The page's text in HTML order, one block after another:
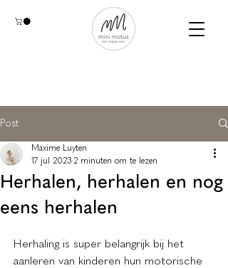
Post
Herhalen, herhalen en nog
eens herhalen
Maxime Luyten
17 jul 2023 2 minuten om te lezen
Herhaling is super belangrijk bij het
aanleren van kinderen hun motorische